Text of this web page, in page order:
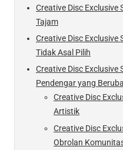
Creative Disc Exclusive
Tajam
Creative Disc Exclusive
Tidak Asal Pilih
Creative Disc Exclusive
Pendengar yang
Creative Disc
Artistik
Creative Disc
Obrolan